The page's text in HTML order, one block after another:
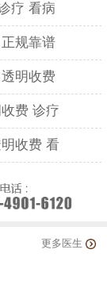
疗 看病
规靠谱
明收费
费 诊疗
收费 看
更多医生